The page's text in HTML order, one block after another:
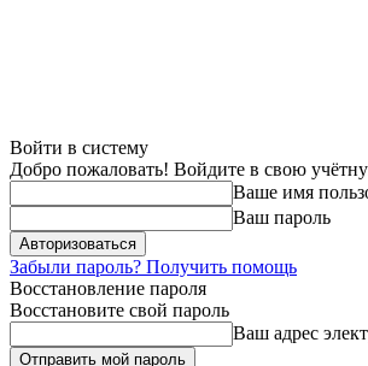
Войти в систему
Добро пожаловать! Войдите в свою
Ваше имя
Ваш пароль
Забыли пароль? Получить помощь
Восстановление пароля
Восстановите свой пароль
Ваш адрес